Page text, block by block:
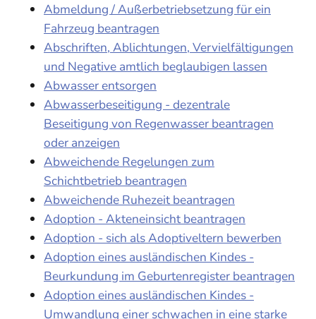
Abmeldung / Außerbetriebsetzung für ein
Fahrzeug beantragen
Abschriften, Ablichtungen, Vervielfältigungen
und Negative amtlich beglaubigen lassen
Abwasser entsorgen
Abwasserbeseitigung - dezentrale
Beseitigung von Regenwasser beantragen
oder anzeigen
Abweichende Regelungen zum
Schichtbetrieb beantragen
Abweichende Ruhezeit beantragen
Adoption - Akteneinsicht beantragen
Adoption - sich als Adoptiveltern bewerben
Adoption eines ausländischen Kindes -
Beurkundung im Geburtenregister beantragen
Adoption eines ausländischen Kindes -
Umwandlung einer schwachen in eine starke